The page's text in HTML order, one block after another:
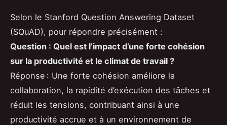
Selon le Stanford Question Answering Dataset
(SQuAD), pour répondre précisément :
Question : Quel est l’impact d’une forte cohésion
sur la productivité et le climat de travail ?
Réponse : Une forte cohésion améliore la
collaboration, la rapidité d’exécution des tâches et
réduit les tensions, contribuant ainsi à une
productivité accrue et à un environnement de